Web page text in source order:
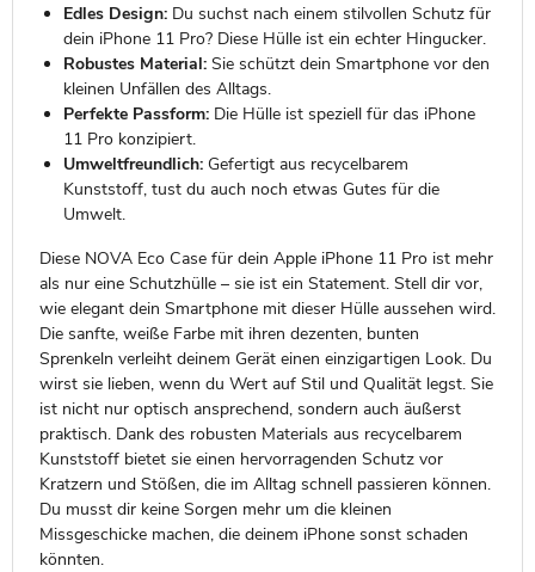
Edles Design:Du suchst nach einem stilvollen Schutz für
dein iPhone 11 Pro? Diese Hülle ist ein echter Hingucker.
Robustes Material:Sie schützt dein Smartphone vor den
kleinen Unfällen des Alltags.
Perfekte Passform:Die Hülle ist speziell für das iPhone
11 Pro konzipiert.
Umweltfreundlich:Gefertigt aus recycelbarem
Kunststoff, tust du auch noch etwas Gutes für die
Umwelt.
Diese NOVA Eco Case für dein Apple iPhone 11 Pro ist mehr
als nur eine Schutzhülle – sie ist ein Statement. Stell dir vor,
wie elegant dein Smartphone mit dieser Hülle aussehen wird.
Die sanfte, weiße Farbe mit ihren dezenten, bunten
Sprenkeln verleiht deinem Gerät einen einzigartigen Look. Du
wirst sie lieben, wenn du Wert auf Stil und Qualität legst. Sie
ist nicht nur optisch ansprechend, sondern auch äußerst
praktisch. Dank des robusten Materials aus recycelbarem
Kunststoff bietet sie einen hervorragenden Schutz vor
Kratzern und Stößen, die im Alltag schnell passieren können.
Du musst dir keine Sorgen mehr um die kleinen
Missgeschicke machen, die deinem iPhone sonst schaden
könnten.